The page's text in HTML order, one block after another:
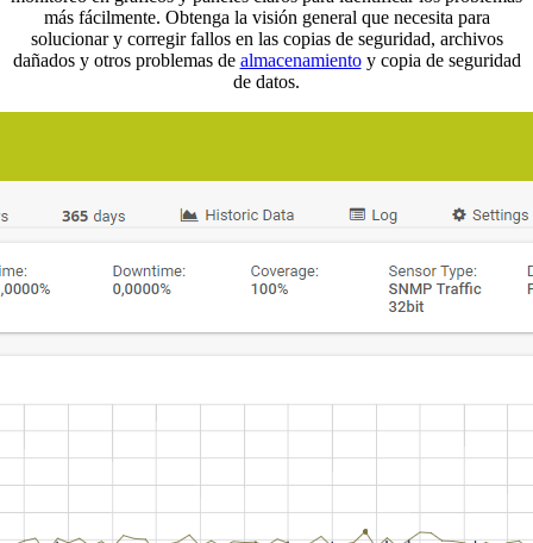
más fácilmente. Obtenga la visión general que necesita para
solucionar y corregir fallos en las copias de seguridad, archivos
dañados y otros problemas de almacenamientoy copia de seguridad
de datos.